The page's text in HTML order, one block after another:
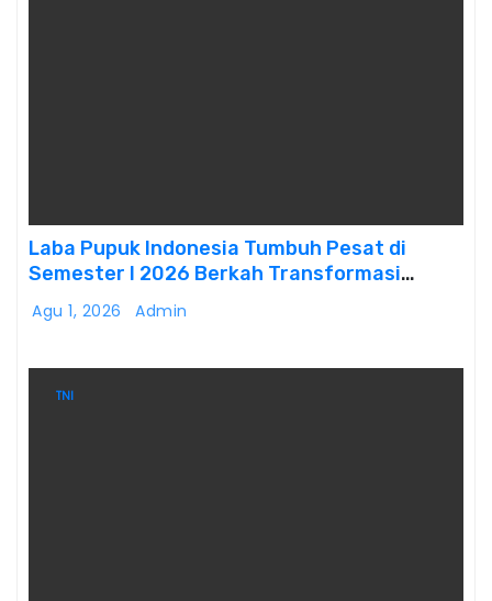
Laba Pupuk Indonesia Tumbuh Pesat di
Semester I 2026 Berkah Transformasi
Danantara
Agu 1, 2026 Admin
TNI